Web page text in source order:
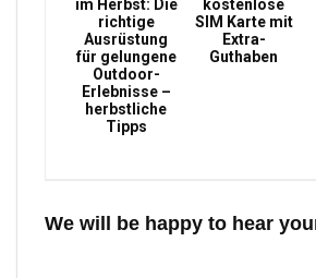
im Herbst: Die
richtige
Ausrüstung
für gelungene
Outdoor-
Erlebnisse –
herbstliche
Tipps
kostenlose
SIM Karte mit
Extra-
Guthaben
We will be happy to hear